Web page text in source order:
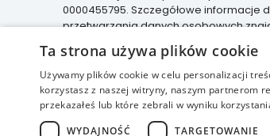
0000455795. Szczegółowe informacje
przetwarzania danych osobowych
Ta strona używa plików cookie
Używamy plików cookie w celu personalizacji
korzystasz z naszej witryny, naszym partnerom
przekazałeś lub które zebrali w wyniku
WYDAJNOŚĆ
TARGETOWANIE